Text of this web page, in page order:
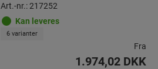
Art.-nr.: 217252
Kan leveres
6 varianter
Fra
1.974,02 DKK